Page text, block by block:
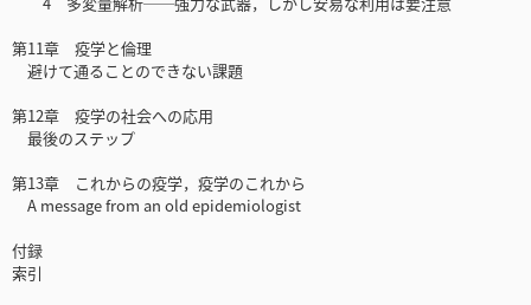
第11章 疫学と倫理
避けて通ることのできない課題
第12章 疫学の社会への応用
最後のステップ
第13章 これからの疫学，疫学のこれから
A message from an old epidemiologist
付録
索引